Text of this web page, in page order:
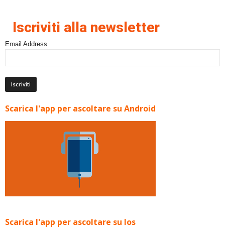
Iscriviti alla newsletter
Email Address
Scarica l'app per ascoltare su Android
Scarica l'app per ascoltare su Ios